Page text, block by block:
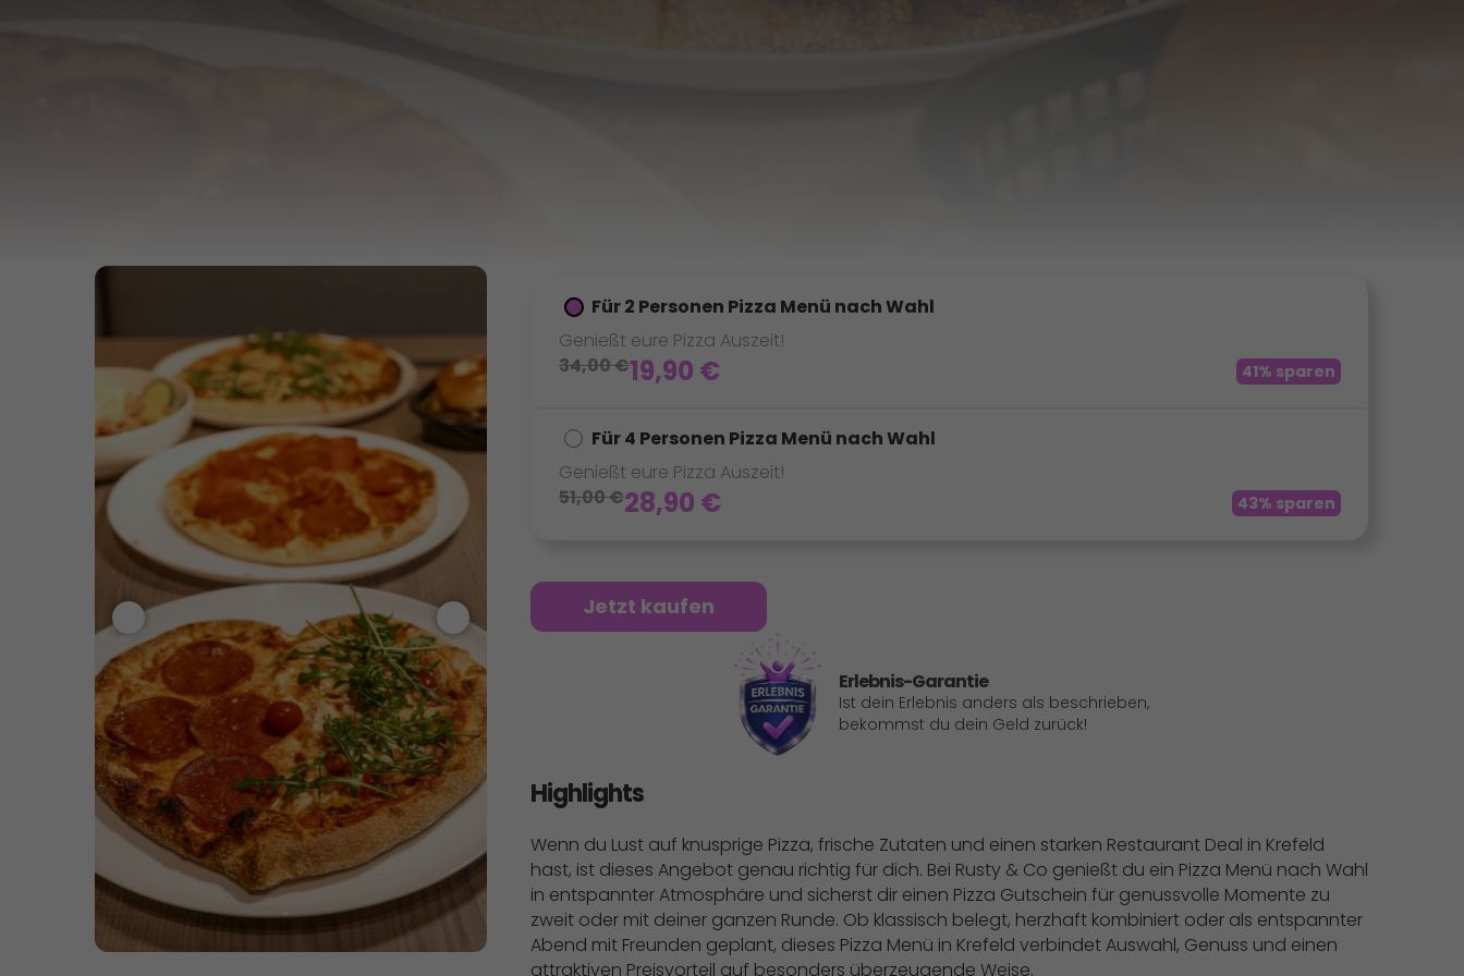
Für 2 Personen Pizza Menü nach Wahl
Genießt eure Pizza Auszeit!
34,00€19,90 € 41% sparen
Für 4 Personen Pizza Menü nach Wahl
Genießt eure Pizza Auszeit!
51,00€28,90 € 43% sparen
Jetzt kaufen
Erlebnis-Garantie
Ist dein Erlebnis anders als beschrieben,
bekommst du dein Geld zurück!
Highlights
Wenn du Lust auf knusprige Pizza, frische Zutaten und einen starken Restaurant Deal in Krefeld
hast, ist dieses Angebot genau richtig für dich. Bei Rusty & Co genießt du ein Pizza Menü nach Wahl
in entspannter Atmosphäre und sicherst dir einen Pizza Gutschein für genussvolle Momente zu
zweit oder mit deiner ganzen Runde. Ob klassisch belegt, herzhaft kombiniert oder als entspannter
Abend mit Freunden geplant, dieses Pizza Menü in Krefeld verbindet Auswahl, Genuss und einen
attraktiven Preisvorteil auf besonders überzeugende Weise.